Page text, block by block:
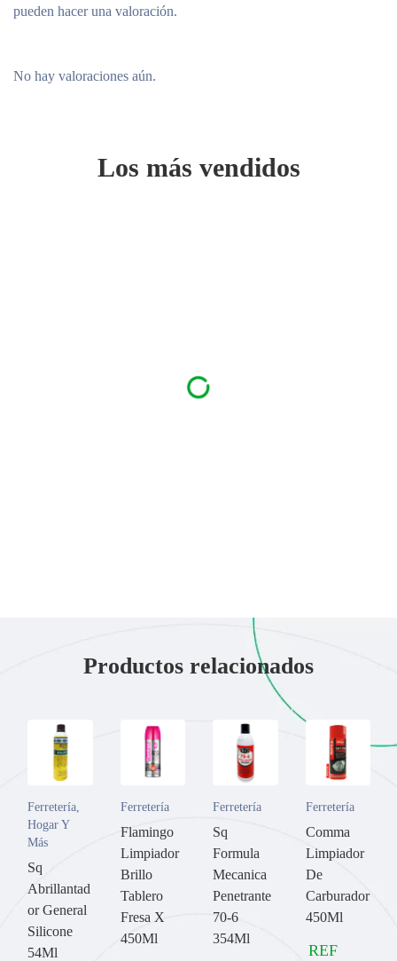
No hay valoraciones aún.
pueden hacer una valoración.
Los más vendidos
Productos relacionados
Ferretería
Hogar Y
Más
Sq
Abrillantad
or General
Silicone
54Ml
Ferretería
Flamingo
Limpiador
Brillo
Tablero
Fresa X
450Ml
Ferretería
Sq
Formula
Mecanica
Penetrante
70-6
354Ml
Ferretería
Comma
Limpiador
De
Carburador
450Ml
REF